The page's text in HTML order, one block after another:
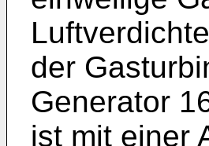
der
Generator
ist mit einer